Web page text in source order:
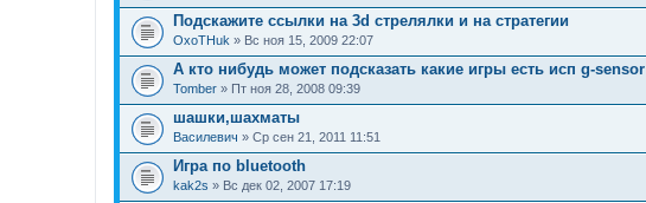
Подскажите ссылки на 3d стрелялки и на стратегии
OxoTHuk » Вс ноя 15, 2009 22:07
А кто нибудь может подсказать какие игры есть исп g-sensor
Tomber » Пт ноя 28, 2008 09:39
шашки,шахматы
Василевич » Ср сен 21, 2011 11:51
Игра по bluetooth
kak2s » Вс дек 02, 2007 17:19